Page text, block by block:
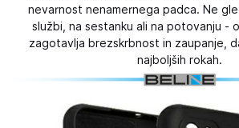
nevarnost nenamernega padca. Ne
službi, na sestanku ali na potovanju -
zagotavlja brezskrbnost in zaupanje,
najboljših rokah.